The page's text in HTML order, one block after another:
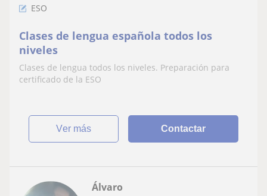
ESO
Clases de lengua española todos los
niveles
Clases de lengua todos los niveles. Preparación para
certificado de la ESO
ver más Contactar
Álvaro